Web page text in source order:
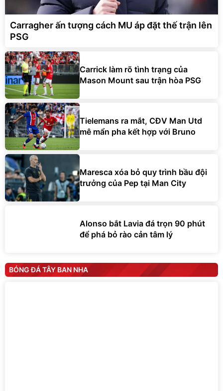
Carragher ấn tượng cách MU áp đặt thế trận lên
PSG
Carrick làm rõ tình trạng của
Mason Mount sau trận hòa PSG
Tielemans ra mắt, CĐV Man Utd
mê mẩn pha kết hợp với Bruno
Maresca xóa bỏ quy trình bầu đội
trưởng của Pep tại Man City
Alonso bắt Lavia đá trọn 90 phút
để phá bỏ rào cản tâm lý
BÓNG ĐÁ TÂY BAN NHA